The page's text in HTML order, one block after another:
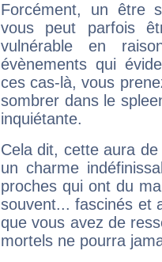
Forcément, un être
vous peut parfois
vulnérable en
évènements qui
ces cas-là, vous
sombrer dans le
inquiétante.
Cela dit, cette aura
un charme
proches qui ont du
souvent... fascinés et
que vous avez de
mortels ne pourra